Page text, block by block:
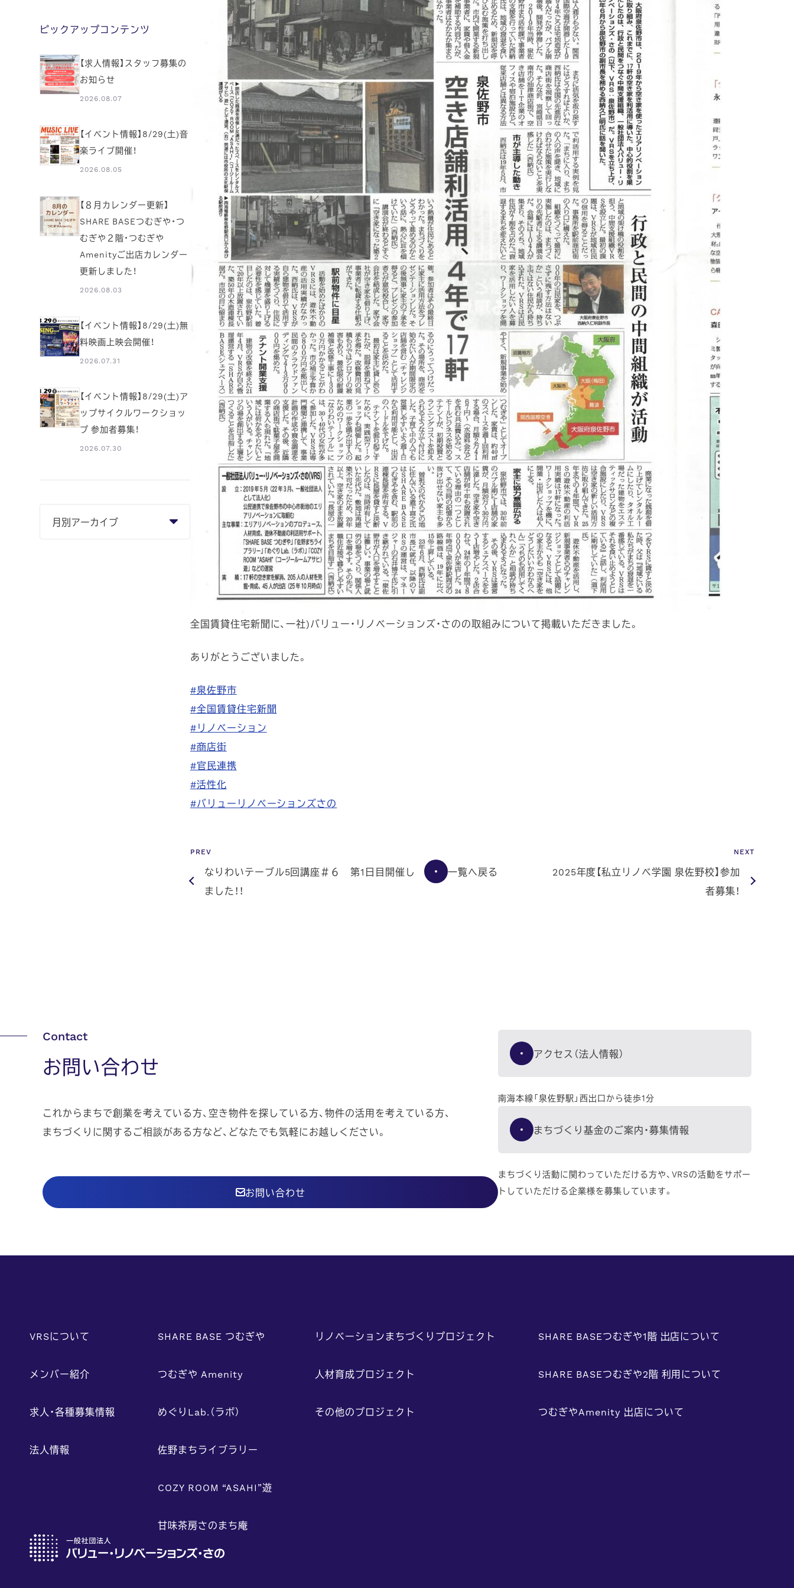
全国賃貸住宅新聞に、一社)バリュー・リノベーションズ・さのの取組みについて掲載いただきました。
ありがとうございました。
#泉佐野市
#全国賃貸住宅新聞
#リノベーション
#商店街
#官民連携
#活性化
#バリューリノベーションズさの
PREV
なりわいテーブル5回講座＃６ 第1日目開催し
ました！！
NEXT
2025年度【私立リノベ学園 泉佐野校】参加
者募集！
一覧へ戻る
ピックアップコンテンツ
【求人情報】スタッフ募集の
お知らせ
2026.08.07
【イベント情報】8/29(土)音
楽ライブ開催！
2026.08.05
【８月カレンダー更新】
SHARE BASEつむぎや・つ
むぎや２階・つむぎや
Amenityご出店カレンダー
更新しました！
2026.08.03
【イベント情報】8/29(土)無
料映画上映会開催！
2026.07.31
【イベント情報】8/29(土)ア
ップサイクルワークショッ
プ 参加者募集！
2026.07.30
お問い合わせ
これからまちで創業を考えている方、空き物件を探している方、物件の活用を考えている方、
まちづくりに関するご相談がある方など、どなたでも気軽にお越しください。
お問い合わせ
アクセス（法人情報）
南海本線「泉佐野駅」西出口から徒歩1分
まちづくり基金のご案内・募集情報
まちづくり活動に関わっていただける方や、VRSの活動をサポー
トしていただける企業様を募集しています。
VRSについて
メンバー紹介
求人・各種募集情報
法人情報
SHARE BASE つむぎや
つむぎや Amenity
めぐりLab.（ラボ）
佐野まちライブラリー
COZY ROOM “ASAHI”遊
甘味茶房さのまち庵
リノベーションまちづくりプロジェクト
人材育成プロジェクト
その他のプロジェクト
SHARE BASEつむぎや1階 出店について
SHARE BASEつむぎや2階 利用について
つむぎやAmenity 出店について